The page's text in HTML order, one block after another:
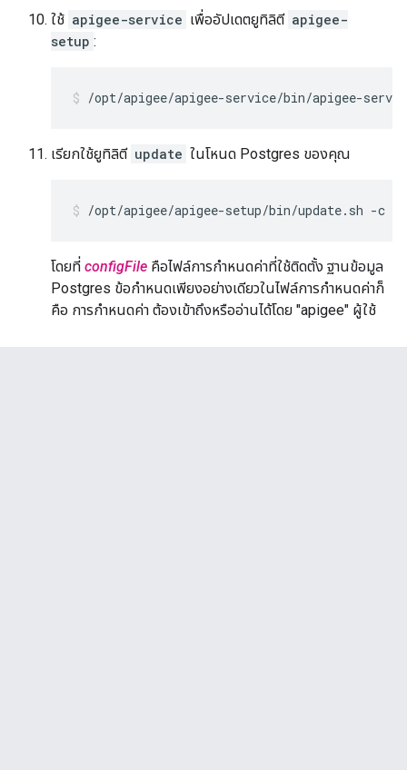
ใช้ apigee-service เพื่ออัปเดตยูทิลิตี apigee-
setup :
/opt/apigee/apigee-service/bin/apigee-
เรียกใช้ยูทิลิตี update ในโหนด Postgres ของคุณ
/opt/apigee/apigee-setup/bin/update.sh -c
โดยที่ configFile คือไฟล์การกำหนดค่าที่ใช้ติดตั้ง ฐานข้อมูล
Postgres ข้อกำหนดเพียงอย่างเดียวในไฟล์การกำหนดค่าก็
คือ การกำหนดค่า ต้องเข้าถึงหรืออ่านได้โดย "apigee" ผู้ใช้